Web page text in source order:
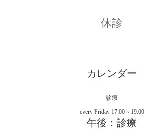
休診
カレンダー
診療
every Friday 17:00～19:00
午後：診療